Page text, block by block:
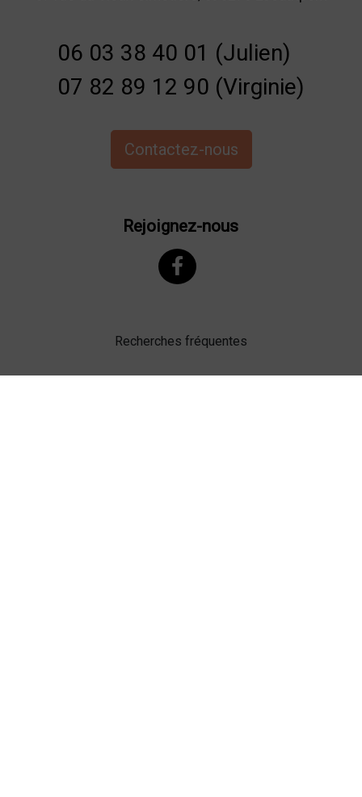
06 03 38 40 01 (Julien)
07 82 89 12 90 (Virginie)
Contactez-nous
Rejoignez-nous
Recherches fréquentes